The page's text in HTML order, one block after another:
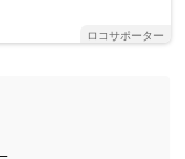
ロコサポーター